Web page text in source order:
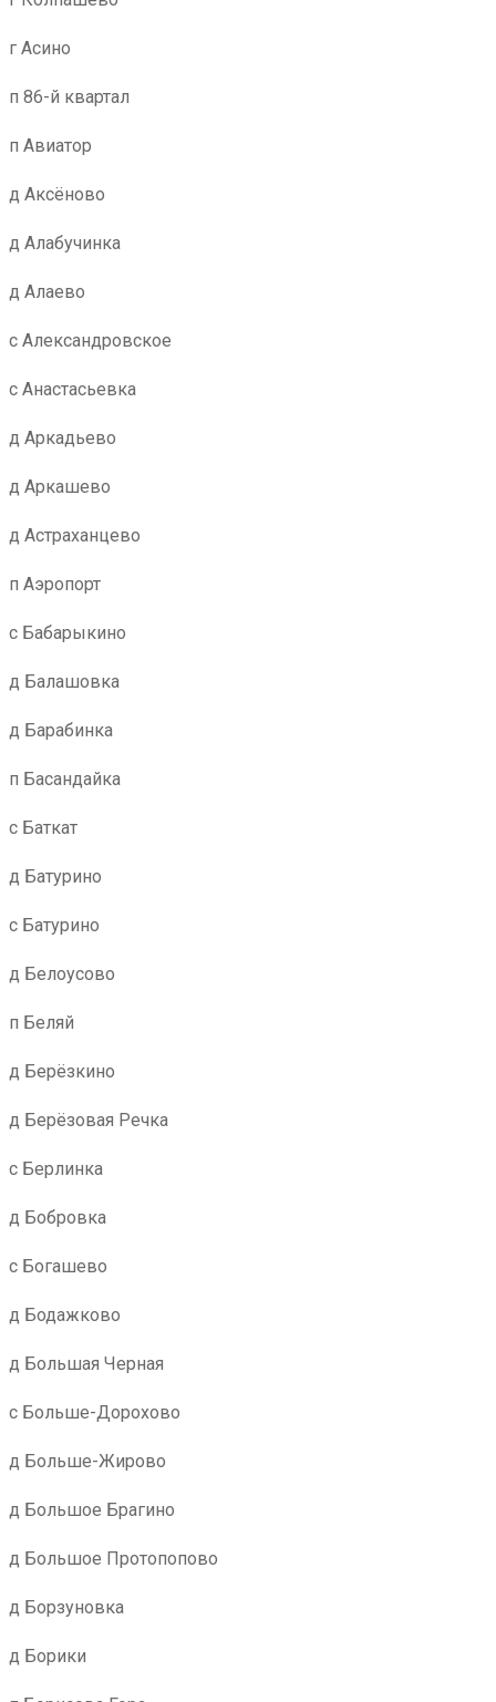
г Асино
п 86-й квартал
п Авиатор
д Аксёново
д Алабучинка
д Алаево
с Александровское
с Анастасьевка
д Аркадьево
д Аркашево
д Астраханцево
п Аэропорт
с Бабарыкино
д Балашовка
д Барабинка
п Басандайка
с Баткат
д Батурино
с Батурино
д Белоусово
п Беляй
д Берёзкино
д Берёзовая Речка
с Берлинка
д Бобровка
с Богашево
д Бодажково
д Большая Черная
с Больше-Дорохово
д Больше-Жирово
д Большое Брагино
д Большое Протопопово
д Борзуновка
д Борики